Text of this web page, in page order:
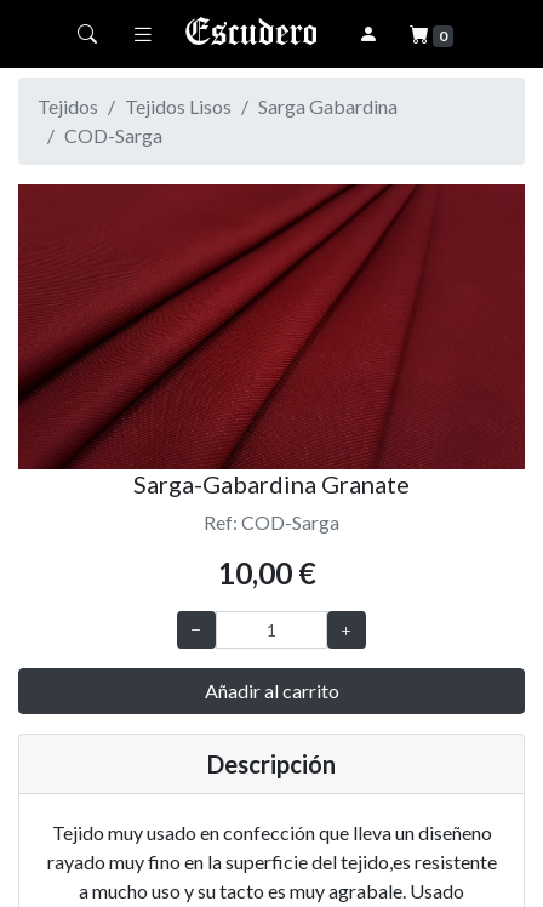
Toggle navigation 0
Tejidos Tejidos Lisos
Sarga Gabardina
COD-Sarga
Sarga-Gabardina Granate
Ref: COD-Sarga
10,00 €
Añadir al carrito
Descripción
Tejido muy usado en confección que lleva un diseñeno
rayado muy fino en la superficie del tejido,es resistente
a mucho uso y su tacto es muy agrabale. Usado